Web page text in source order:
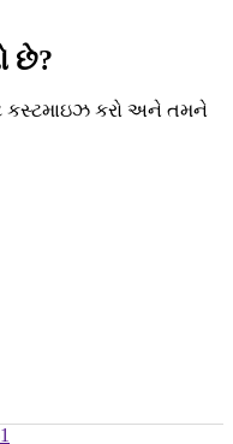
છે?
કસ્ટમાઇઝ કરો અને તમને